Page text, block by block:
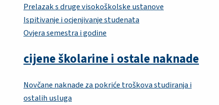
Prelazak s druge visokoškolske ustanove
Ispitivanje i ocjenjivanje studenata
Ovjera semestra i godine
cijene školarine i ostale naknade
Novčane naknade za pokriće troškova studiranja i
ostalih usluga